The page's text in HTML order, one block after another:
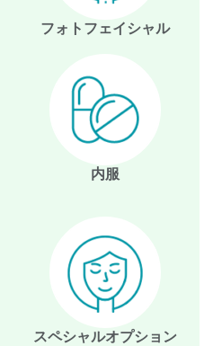
フォトフェイシャル
内服
スペシャルオプション